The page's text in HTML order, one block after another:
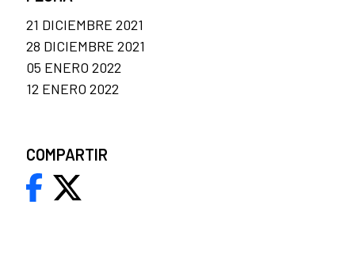
21 DICIEMBRE 2021
28 DICIEMBRE 2021
05 ENERO 2022
12 ENERO 2022
COMPARTIR